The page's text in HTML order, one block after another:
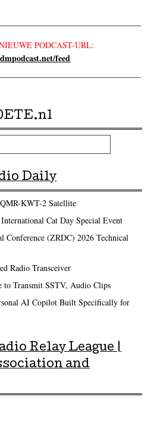
PODCAST-URL:
feed
Daily
KWT-2 Satellite
Cat Day Special Event
Conference (ZRDC) 2026 Technical
Radio Transceiver
Transmit SSTV, Audio Clips
AI Copilot Built Specifically for
Relay League |
and